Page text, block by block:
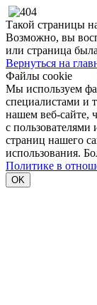
Такой страницы
Возможно, вы
или страница
Вернуться на
Файлы cookie
Мы используем
специалистами и
нашем веб-сайте,
с
страниц нашего
использования.
Политике в
OK